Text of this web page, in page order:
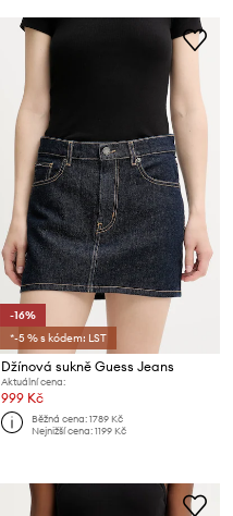
-16%
*-5 % s kódem: LST
Džínová sukně Guess Jeans
Aktuální cena:
999 Kč
Běžná cena:1789 Kč
Nejnižší cena:1199 Kč